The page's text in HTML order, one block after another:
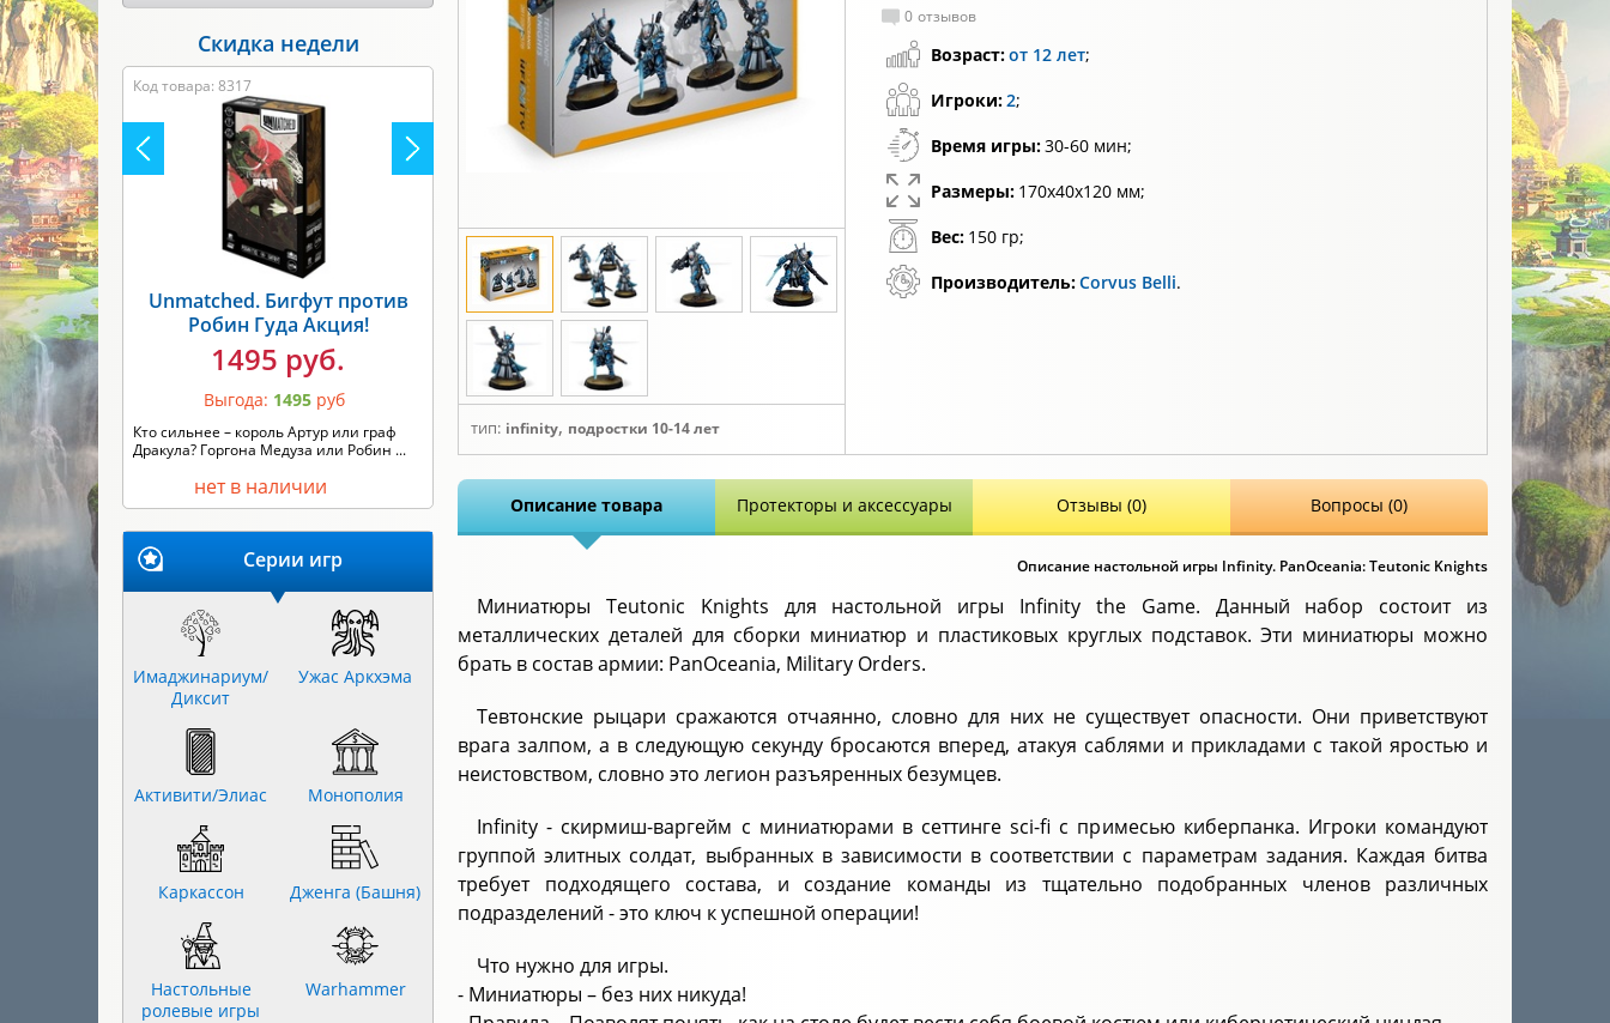
тип: infinity, подростки 10-14 лет
0 отзывов
Возраст:от 12 лет;
Игроки:2;
Время игры:30-60 мин;
Размеры: 170х40х120 мм;
Вес: 150 гр;
Производитель:Corvus Belli.
Описание товара Протекторы и аксессуары Отзывы (0) Вопросы (0)
Описание настольной игры Infinity. PanOceania: Teutonic Knights
Миниатюры Teutonic Knights для настольной игры Infinity the Game. Данный набор состоит из
металлических деталей для сборки миниатюр и пластиковых круглых подставок. Эти миниатюры можно
брать в состав армии: PanOceania, Military Orders.
Тевтонские рыцари сражаются отчаянно, словно для них не существует опасности. Они приветствуют
врага залпом, а в следующую секунду бросаются вперед, атакуя саблями и прикладами с такой яростью и
неистовством, словно это легион разъяренных безумцев.
Infinity - скирмиш-варгейм с миниатюрами в сеттинге sci-fi с примесью киберпанка. Игроки командуют
группой элитных солдат, выбранных в зависимости в соответствии с параметрам задания. Каждая битва
требует подходящего состава, и создание команды из тщательно подобранных членов различных
подразделений - это ключ к успешной операции!
Что нужно для игры.
- Миниатюры – без них никуда!
Скидка недели
Код товара: 8317
Unmatched. Бигфут против
Робин Гуда Акция!
1495 руб.
Выгода: 1495 руб
Кто сильнее – король Артур или граф
Дракула? Горгона Медуза или Робин ...
нет в наличии
Серии игр
Имаджинариум/
Диксит
Ужас Аркхэма
Активити/Элиас Монополия
Каркассон Дженга (Башня)
Настольные
ролевые игры
Warhammer